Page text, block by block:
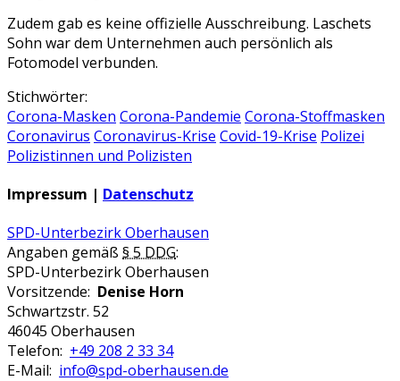
Zudem gab es keine offizielle Ausschreibung. Laschets
Sohn war dem Unternehmen auch persönlich als
Fotomodel verbunden.
Stichwörter:
Corona-Masken Corona-Pandemie Corona-Stoffmasken
Coronavirus Coronavirus-Krise Covid-19-Krise Polizei
Polizistinnen und Polizisten
Impressum | Datenschutz
SPD-Unterbezirk Oberhausen
Angaben gemäß § 5 DDG:
SPD-Unterbezirk Oberhausen
Vorsitzende: Denise Horn
Schwartzstr. 52
46045 Oberhausen
Telefon: +49 208 2 33 34
E-Mail: info@spd-oberhausen.de